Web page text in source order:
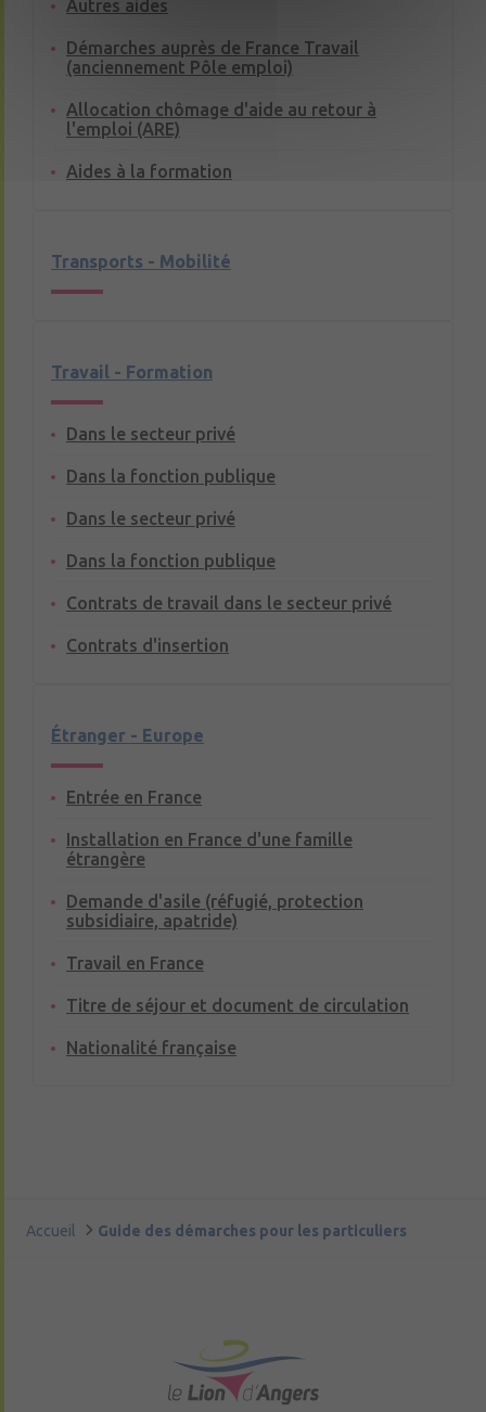
Autres aides
Démarches auprès de France Travail
(anciennement Pôle emploi)
Allocation chômage d'aide au retour à
l'emploi (ARE)
Aides à la formation
Transports - Mobilité
Travail - Formation
Dans le secteur privé
Dans la fonction publique
Dans le secteur privé
Dans la fonction publique
Contrats de travail dans le secteur privé
Contrats d'insertion
Étranger - Europe
Entrée en France
Installation en France d'une famille
étrangère
Demande d'asile (réfugié, protection
subsidiaire, apatride)
Travail en France
Titre de séjour et document de circulation
Nationalité française
Accueil Guide des démarches pour les particuliers